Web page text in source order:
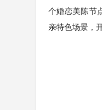
个婚恋美陈节
亲特色场景，